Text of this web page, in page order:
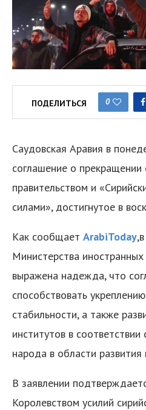
ПОДЕЛИТЬСЯ 0
Саудовская Аравия в
соглашение о
правительством и
силами», достигнутое в
Как сообщает ArabiToday
Министерства
выражена надежда, что
способствовать
стабильности, а также
институтов в
народа в области развития
В заявлении
Королевством усилий